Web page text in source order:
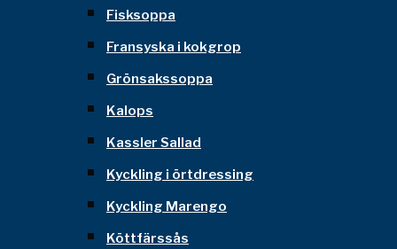
Fisksoppa
Fransyska i kokgrop
Grönsakssoppa
Kalops
Kassler Sallad
Kyckling i örtdressing
Kyckling Marengo
Köttfärssås